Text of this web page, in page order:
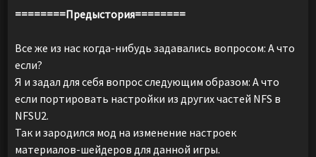
========Предыстория========
Все же из нас когда-нибудь задавались вопросом: А что
если?
Я и задал для себя вопрос следующим образом: А что
если портировать настройки из других частей NFS в
NFSU2.
Так и зародился мод на изменение настроек
материалов-шейдеров для данной игры.